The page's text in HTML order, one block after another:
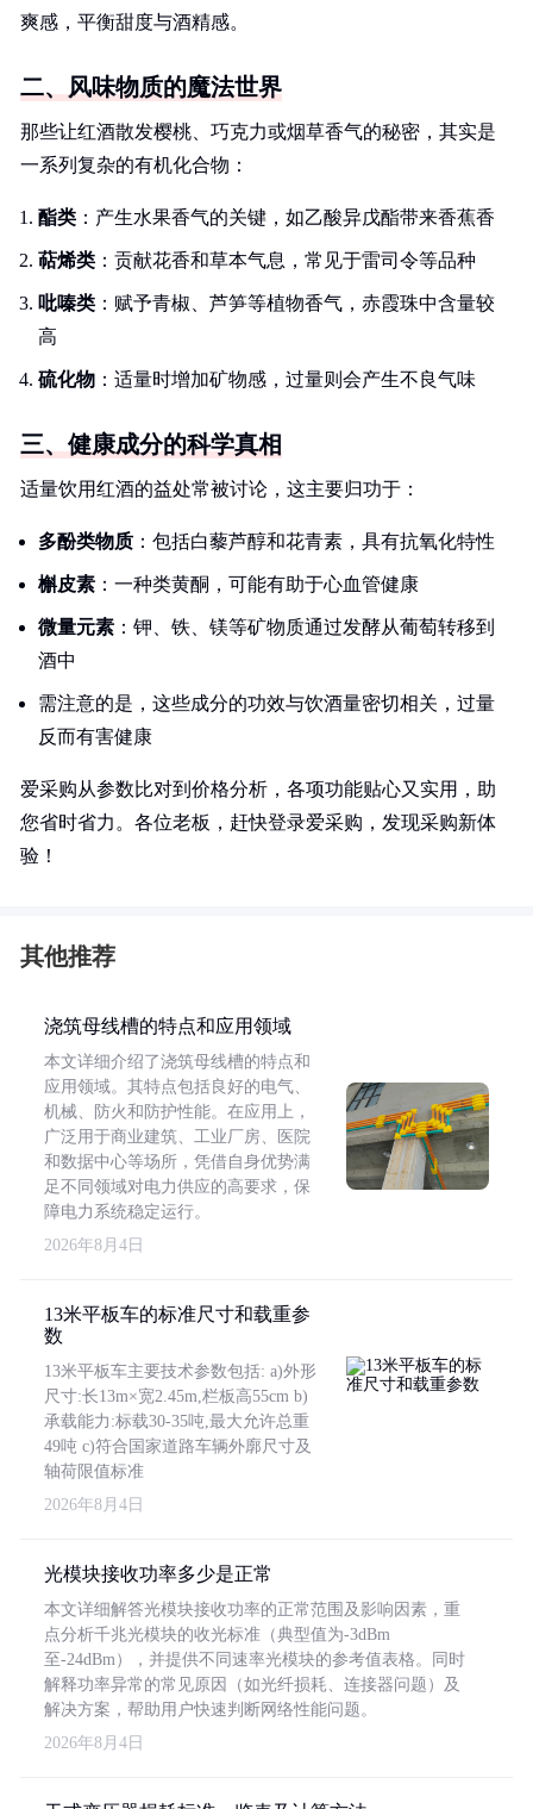
爽感，平衡甜度与酒精感。
二、风味物质的魔法世界
那些让红酒散发樱桃、巧克力或烟草香气的秘密，其实是
一系列复杂的有机化合物：
酯类 ：产生水果香气的关键，如乙酸异戊酯带来香蕉香
萜烯类 ：贡献花香和草本气息，常见于雷司令等品种
吡嗪类 ：赋予青椒、芦笋等植物香气，赤霞珠中含量较
高
硫化物 ：适量时增加矿物感，过量则会产生不良气味
三、健康成分的科学真相
适量饮用红酒的益处常被讨论，这主要归功于：
多酚类物质 ：包括白藜芦醇和花青素，具有抗氧化特性
槲皮素 ：一种类黄酮，可能有助于心血管健康
微量元素 ：钾、铁、镁等矿物质通过发酵从葡萄转移到
酒中
需注意的是，这些成分的功效与饮酒量密切相关，过量
反而有害健康
爱采购从参数比对到价格分析，各项功能贴心又实用，助
您省时省力。各位老板，赶快登录爱采购，发现采购新体
验！
其他推荐
浇筑母线槽的特点和应用领域
本文详细介绍了浇筑母线槽的特点和
应用领域。其特点包括良好的电气、
机械、防火和防护性能。在应用上，
广泛用于商业建筑、工业厂房、医院
和数据中心等场所，凭借自身优势满
足不同领域对电力供应的高要求，保
障电力系统稳定运行。
2026年8月4日
13米平板车的标准尺寸和载重参
数
13米平板车主要技术参数包括: a)外形
尺寸:长13m×宽2.45m,栏板高55cm b)
承载能力:标载30-35吨,最大允许总重
49吨 c)符合国家道路车辆外廓尺寸及
轴荷限值标准
2026年8月4日
光模块接收功率多少是正常
本文详细解答光模块接收功率的正常范围及影响因素，重
点分析千兆光模块的收光标准（典型值为-3dBm
至-24dBm），并提供不同速率光模块的参考值表格。同时
解释功率异常的常见原因（如光纤损耗、连接器问题）及
解决方案，帮助用户快速判断网络性能问题。
2026年8月4日